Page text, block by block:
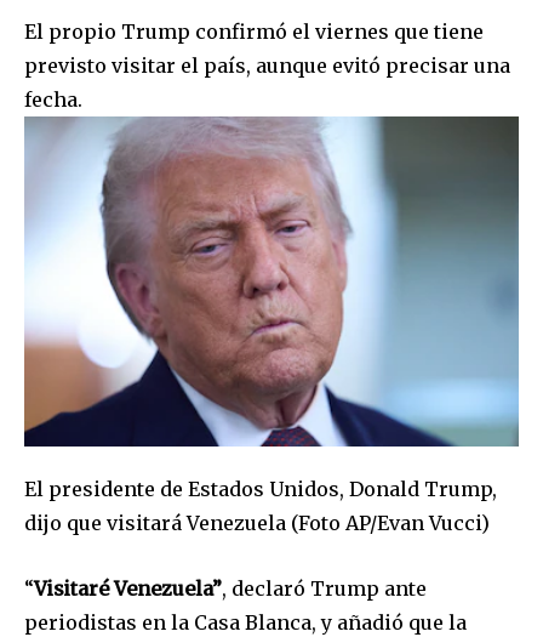
El propio Trump confirmó el viernes que tiene
previsto visitar el país, aunque evitó precisar una
fecha.
El presidente de Estados Unidos, Donald Trump,
dijo que visitará Venezuela (Foto AP/Evan Vucci)
“Visitaré Venezuela”, declaró Trump ante
periodistas en la Casa Blanca, y añadió que la